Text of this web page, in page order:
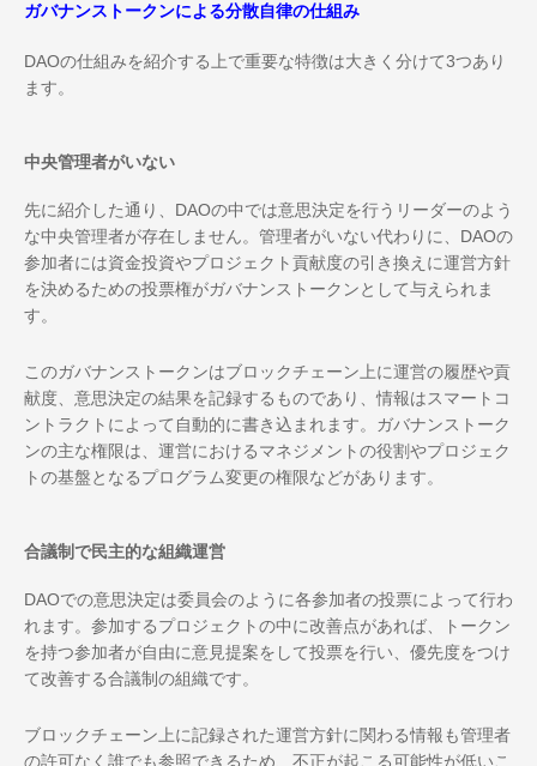
ガバナンストークンによる分散自律の仕組み
DAOの仕組みを紹介する上で重要な特徴は大きく分けて3つあり
ます。
中央管理者がいない
先に紹介した通り、DAOの中では意思決定を行うリーダーのよう
な中央管理者が存在しません。管理者がいない代わりに、DAOの
参加者には資金投資やプロジェクト貢献度の引き換えに運営方針
を決めるための投票権がガバナンストークンとして与えられま
す。
このガバナンストークンはブロックチェーン上に運営の履歴や貢
献度、意思決定の結果を記録するものであり、情報はスマートコ
ントラクトによって自動的に書き込まれます。ガバナンストーク
ンの主な権限は、運営におけるマネジメントの役割やプロジェク
トの基盤となるプログラム変更の権限などがあります。
合議制で民主的な組織運営
DAOでの意思決定は委員会のように各参加者の投票によって行わ
れます。参加するプロジェクトの中に改善点があれば、トークン
を持つ参加者が自由に意見提案をして投票を行い、優先度をつけ
て改善する合議制の組織です。
ブロックチェーン上に記録された運営方針に関わる情報も管理者
の許可なく誰でも参照できるため、不正が起こる可能性が低いこ